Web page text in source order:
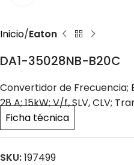
Inicio Eaton
DA1-35028NB-B20C
Convertidor de Frecuencia;
28 A; 15kW; V/f, SLV, CLV;
Ficha técnica
SKU:197499